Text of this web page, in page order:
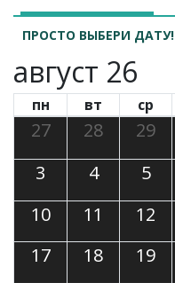
ПРОСТО ВЫБЕРИ ДАТУ!
август 26
пн вт ср
27 28 29
3
4 5
10
11 12
17
18 19